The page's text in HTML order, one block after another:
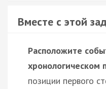
Вместе с этой
Расположите
хронологическом
позиции первого